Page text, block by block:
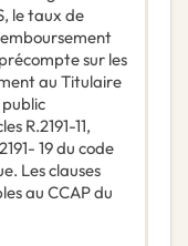
le taux de
sur les
au Titulaire
R.2191-11,
19 du code
Les clauses
au CCAP du